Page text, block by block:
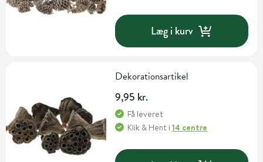
Læg i kurv
Dekorationsartikel
9,95 kr.
Få leveret
Klik & Hent i14 centre